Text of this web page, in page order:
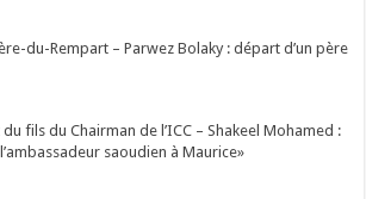
du-Rempart – Parwez Bolaky : départ d’un père
du fils du Chairman de l’ICC – Shakeel Mohamed :
saoudien à Maurice»